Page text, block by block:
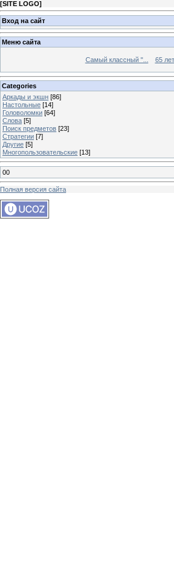
[SITE LOGO]
Вход на сайт
Меню сайта
Самый классный "... 65
Categories
Аркады и экшн [86]
Настольные [14]
Головоломки [64]
Слова [5]
Поиск предметов [23]
Стратегии [7]
Другие [5]
Многопользовательские [13]
00
Полная версия сайта